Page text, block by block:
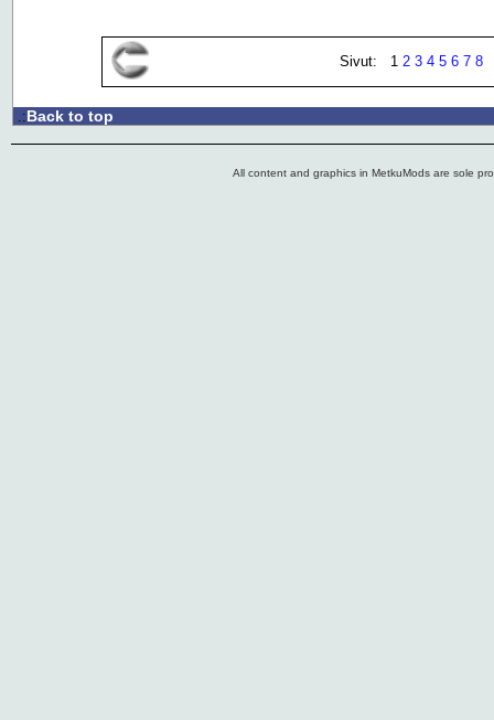
Sivut: 1 2 3 4 5 6 7 8
.:Back to top
All content and graphics in MetkuMods are sole